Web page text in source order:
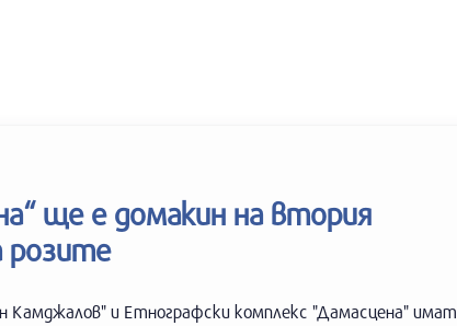
ще е домакин на втория
розите
Камджалов" и Етнографски комплекс "Дамасцена" имат